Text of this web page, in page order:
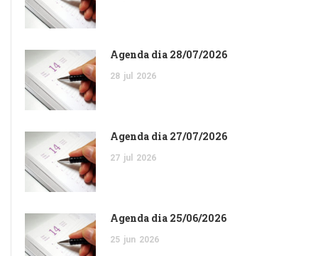
Agenda dia 28/07/2026
28 jul 2026
Agenda dia 27/07/2026
27 jul 2026
Agenda dia 25/06/2026
25 jun 2026